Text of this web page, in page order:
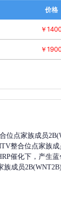
价格
￥
￥
位点家族成员
整合位点家族成
催化下，产生
族成员2B(WNT2B)